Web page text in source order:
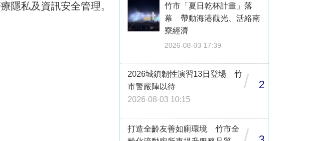
隱私及資訊安全管理。
竹市「夏日乾杯計畫」落
幕 帶動海港觀光、活絡南
寮經濟
2026-08-03 17:39
2026城鎮韌性演習13日登場 竹
市警嚴陣以待
2026-08-03 10:15
/ 2
打造全齡友善如廁環境 竹市全
/